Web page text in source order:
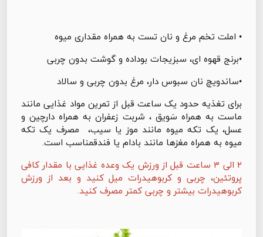
• املت تخم مرغ و نان تست به همراه مقداری میوه
•برنج قهوه ای، سبزیجات بوداده و گوشت بدون چربی
•ساندویچ نان سبوس دار، مرغ بدون چربی و سالاد
برای تغذیه حدود یک ساعت قبل از تمرین مواد غذایی مانند
ماست به همراه سَویق ، شربت زعفران به همراه دارچین و
عسل، یک تکه میوه مانند موز یا سیب، مصرف یک تکه
میوه به همراه مغزها مانند بادام یا فندقمناسب است.
۲ الی ۳ ساعت قبل از ورزش یک وعده غذایی با مقدار کافی
پروتئین، چربی و کربوهیدرات میل کنید و بعد از ورزش
کربوهیدرات بیشتر و چربی کمتر مصرف کنید.